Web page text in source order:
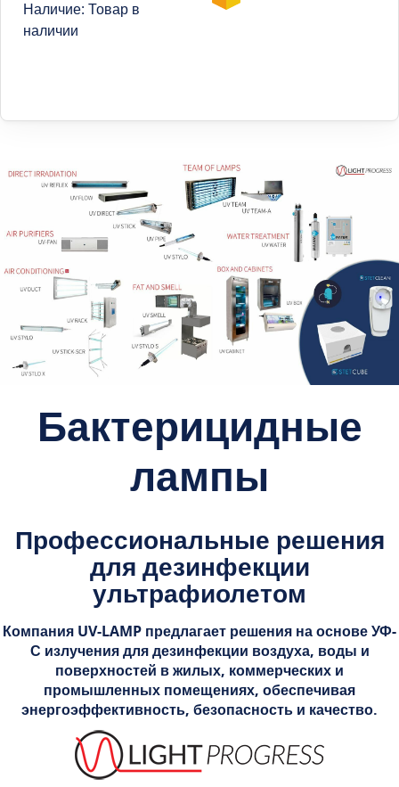
Наличие: Товар в
наличии
Бактерицидные
лампы
Профессиональные решения
для дезинфекции
ультрафиолетом
Компания UV-LAMP предлагает решения на основе УФ-
С излучения для дезинфекции воздуха, воды и
поверхностей в жилых, коммерческих и
промышленных помещениях, обеспечивая
энергоэффективность, безопасность и качество.